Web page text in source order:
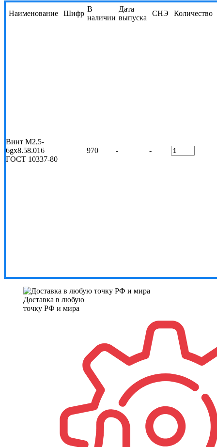
Наименование Шифр
В
наличии
Дата
выпуска
СНЭ Количество
Винт M2,5-
6gх8.58.016
ГОСТ 10337-80
970 - -
Доставка в любую
точку РФ и мира